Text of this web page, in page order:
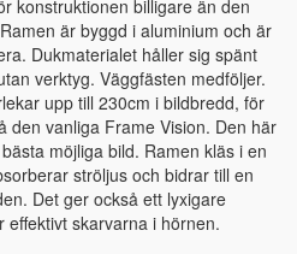
konstruktionen billigare än den
är byggd i aluminium och är
Dukmaterialet håller sig spänt
verktyg. Väggfästen medföljer.
upp till 230cm i bildbredd, för
den vanliga Frame Vision. Den här
möjliga bild. Ramen kläs i en
ströljus och bidrar till en
Det ger också ett lyxigare
skarvarna i hörnen.